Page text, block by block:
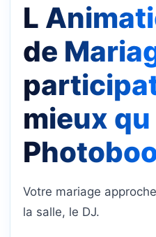
L
de
mieux
Votre mariage
la salle, le DJ.